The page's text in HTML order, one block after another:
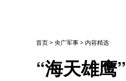
首页>央广军事> 内容精选
“海天雄鹰